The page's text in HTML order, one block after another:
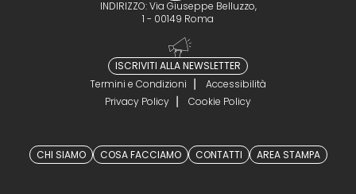
INDIRIZZO: Via Giuseppe Belluzzo,
1 - 00149 Roma
ISCRIVITI ALLA NEWSLETTER
Termini e Condizioni
Accessibilità
Privacy Policy
Cookie Policy
CHI SIAMO COSA FACCIAMO CONTATTI AREA STAMPA